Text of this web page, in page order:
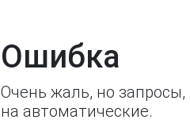
Ошибка
Очень жаль, но
на автоматические.